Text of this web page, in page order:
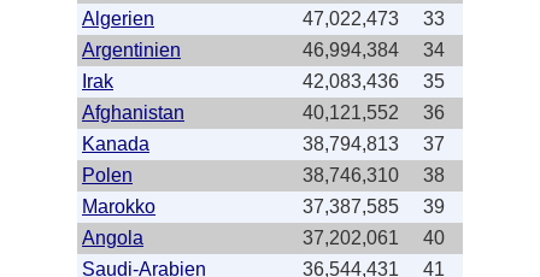
Algerien
47,022,473
33
Argentinien
46,994,384
34
Irak
42,083,436
35
Afghanistan
40,121,552
36
Kanada
38,794,813
37
Polen
38,746,310
38
Marokko
37,387,585
39
Angola
37,202,061
40
Saudi-Arabien
36,544,431
41